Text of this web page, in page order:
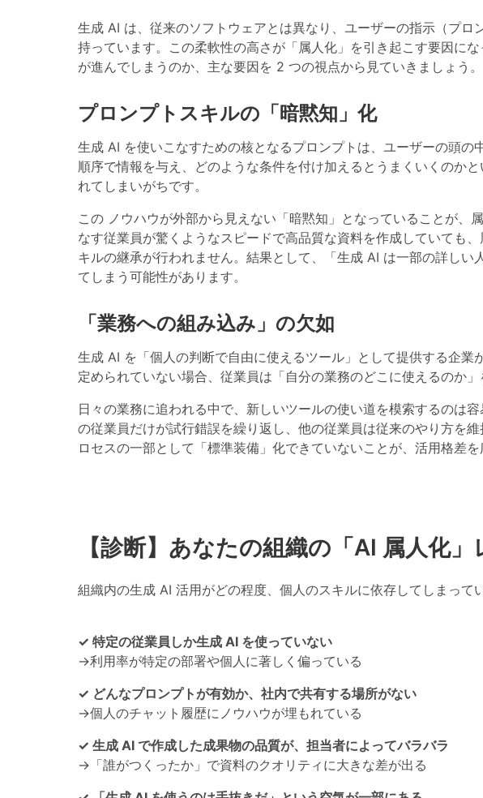
生成 AI は、従来のソフトウェアとは異なり、ユーザーの指示（プ
持っています。この柔軟性の高さが「属人化」を引き起こす要因に
が進んでしまうのか、主な要因を 2 つの視点から見ていきましょう。
プロンプトスキルの「暗黙知」化
生成 AI を使いこなすための核となるプロンプトは、ユーザーの頭の
順序で情報を与え、どのような条件を付け加えるとうまくいくのか
れてしまいがちです。
この ノウハウが外部から見えない「暗黙知」となっていることが、
なす従業員が驚くようなスピードで高品質な資料を作成していても
キルの継承が行われません。結果として、「生成 AI は一部の詳しい
てしまう可能性があります。
「業務への組み込み」の欠如
生成 AI を「個人の判断で自由に使えるツール」として提供する企
定められていない場合、従業員は「自分の業務のどこに使えるのか」
日々の業務に追われる中で、新しいツールの使い道を模索するのは
の従業員だけが試行錯誤を繰り返し、他の従業員は従来のやり方を
ロセスの一部として「標準装備」化できていないことが、活用格差
【診断】あなたの組織の「AI 属人化
組織内の生成 AI 活用がどの程度、個人のスキルに依存してしまって
✓ 特定の従業員しか生成 AI を使っていない
→利用率が特定の部署や個人に著しく偏っている
✓ どんなプロンプトが有効か、社内で共有する場所がない
→個人のチャット履歴にノウハウが埋もれている
✓ 生成 AI で作成した成果物の品質が、担当者によってバラバラ
→「誰がつくったか」で資料のクオリティに大きな差が出る